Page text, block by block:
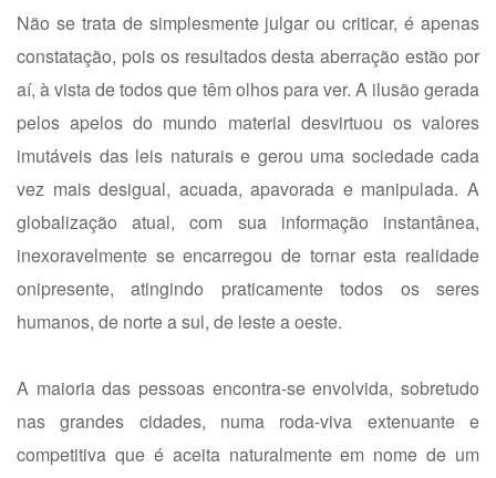
Não se trata de simplesmente julgar ou criticar, é apenas
constatação, pois os resultados desta aberração estão por
aí, à vista de todos que têm olhos para ver. A ilusão gerada
pelos apelos do mundo material desvirtuou os valores
imutáveis das leis naturais e gerou uma sociedade cada
vez mais desigual, acuada, apavorada e manipulada. A
globalização atual, com sua informação instantânea,
inexoravelmente se encarregou de tornar esta realidade
onipresente, atingindo praticamente todos os seres
humanos, de norte a sul, de leste a oeste.
A maioria das pessoas encontra-se envolvida, sobretudo
nas grandes cidades, numa roda-viva extenuante e
competitiva que é aceita naturalmente em nome de um